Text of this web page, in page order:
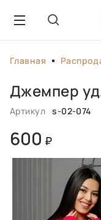
Главная
Джемпер
Артикул s-02-074
600